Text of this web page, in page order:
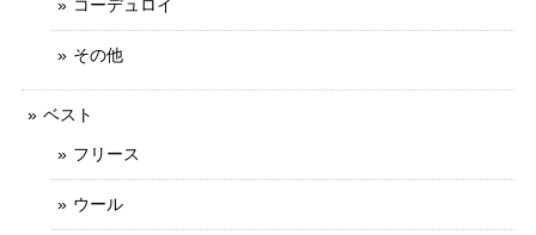
コーデュロイ
その他
ベスト
フリース
ウール